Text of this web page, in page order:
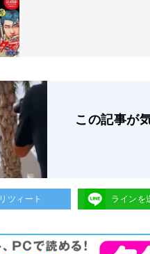
この記事が
リツィート ラインを